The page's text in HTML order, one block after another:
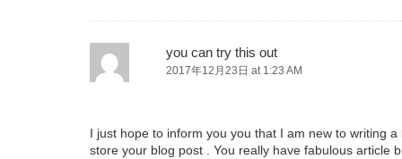
you can try this out
2017年12月23日 at 1:23 AM
I just hope to inform you you that I am new to writing
store your blog post . You really have fabulous article